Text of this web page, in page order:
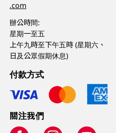
.com
辦公時間:
星期一至五
上午九時至下午五時 (星期六、
日及公眾假期休息)
付款方式
關注我們